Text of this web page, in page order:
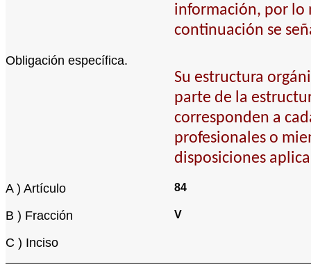
información, por lo
continuación se
Obligación específica.
Su estructura
parte de la
corresponden a
profesionales o
disposiciones
A ) Artículo 84
B ) Fracción V
C ) Inciso